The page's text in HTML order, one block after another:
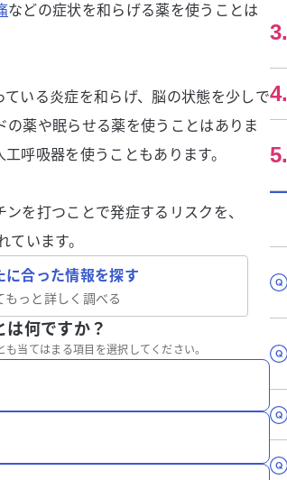
などの症状を和らげる薬を使うことは
いる炎症を和らげ、脳の状態を少しで
薬や眠らせる薬を使うことはありま
呼吸器を使うこともあります。
を打つことで発症するリスクを、
います。
合った情報を探す
もっと詳しく調べる
は何ですか？
も当てはまる項目を選択してください。
3.
4.
5.